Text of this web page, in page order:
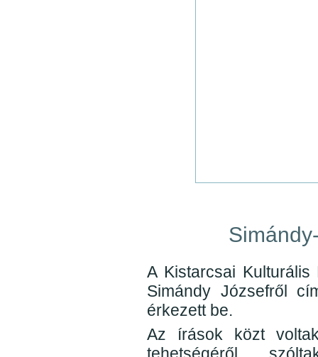
A Kistarcsai Kulturális
Simándy Józsefről
érkezett be.
Az írások közt